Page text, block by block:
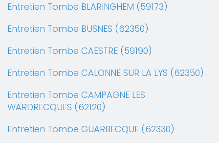
Entretien Tombe BLARINGHEM (59173)
Entretien Tombe BUSNES (62350)
Entretien Tombe CAESTRE (59190)
Entretien Tombe CALONNE SUR LA LYS (62350)
Entretien Tombe CAMPAGNE LES
WARDRECQUES (62120)
Entretien Tombe GUARBECQUE (62330)